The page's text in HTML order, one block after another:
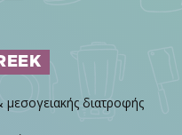
διατροφής